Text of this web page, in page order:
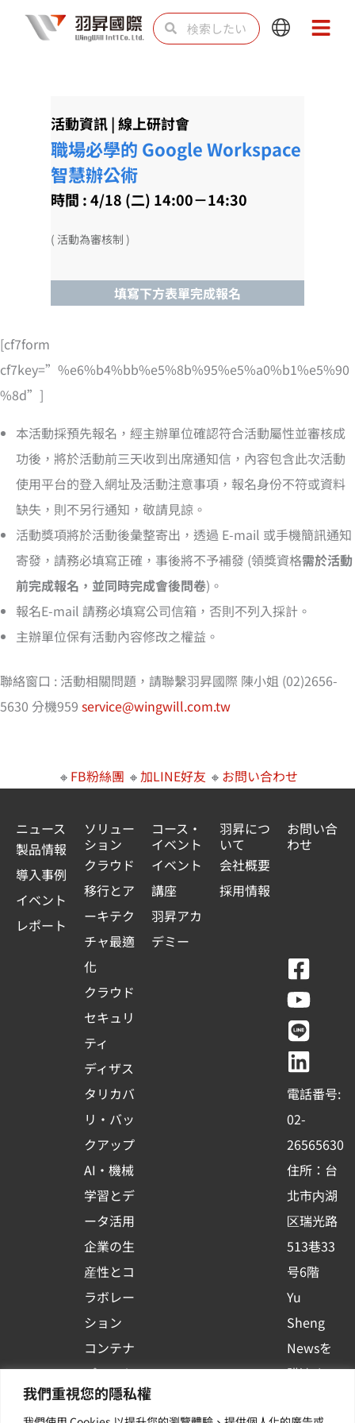
我們重視您的隱私權
検
索 索
Main
Main
活動資訊 | 線上研討會
職場必學的 Google Workspace
智慧辦公術
時間 : 4/18 (二) 14:00－14:30
( 活動為審核制 )
填寫下方表單完成報名
[cf7form
cf7key=”%e6%b4%bb%e5%8b%95%e5%a0%b1%e5%90
%8d”]
本活動採預先報名，經主辦單位確認符合活動屬性並審核成
功後，將於活動前三天收到出席通知信，內容包含此次活動
使用平台的登入網址及活動注意事項，報名身份不符或資料
缺失，則不另行通知，敬請見諒。
活動獎項將於活動後彙整寄出，透過 E-mail 或手機簡訊通知
寄發，請務必填寫正確，事後將不予補發 (領獎資格需於活動
前完成報名，並同時完成會後問卷)。
報名E-mail 請務必填寫公司信箱，否則不列入採計。
主辦單位保有活動內容修改之權益。
聯絡窗口 : 活動相關問題，請聯繫羽昇國際 陳小姐 (02)2656-
5630 分機959 service@wingwill.com.tw
🔸 FB粉絲團 🔸加LINE好友 🔸 お問い合わせ
ニュース
製品情報
導入事例
イベント
レポート
ソリュー
ション
クラウド
移行とア
ーキテク
チャ最適
化
クラウド
セキュリ
ティ
ディザス
タリカバ
リ・バッ
クアップ
AI・機械
学習とデ
ータ活用
企業の生
産性とコ
ラボレー
ション
コンテナ
プラット
フォーム
コース・
イベント
イベント
講座
羽昇アカ
デミー
羽昇につ
いて
会社概要
採用情報
お問い合
わせ
F
a
c
e
b
o
o
k
-
s
q
u
a
r
e
Y
o
u
t
u
b
e
L
i
n
e
L
i
n
k
e
d
i
n
電話番号:
02-
26565630
住所：台
北市内湖
区瑞光路
513巷33
号6階
Yu
Sheng
Newsを
購読する